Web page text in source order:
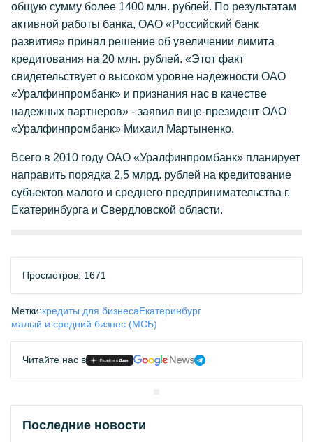
общую сумму более 1400 млн. рублей. По результатам
активной работы банка, ОАО «Российский банк
развития» принял решение об увеличении лимита
кредитования на 20 млн. рублей. «Этот факт
свидетельствует о высоком уровне надежности ОАО
«Уралфинпромбанк» и признания нас в качестве
надежных партнеров» - заявил вице-президент ОАО
«Уралфинпромбанк» Михаил Мартыненко.
Всего в 2010 году ОАО «Уралфинпромбанк» планирует
направить порядка 2,5 млрд. рублей на кредитование
субъектов малого и среднего предпринимательства г.
Екатеринбурга и Свердловской области.
Просмотров: 1671
Метки:кредиты для бизнесаЕкатеринбург
малый и средний бизнес (МСБ)
Читайте нас в
Последние новости